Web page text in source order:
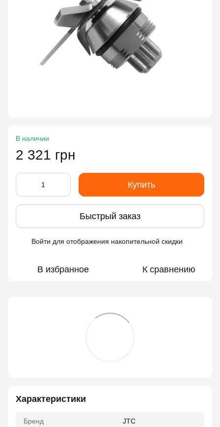
В наличии
2 321 грн
Купить
Быстрый заказ
Войти для отображения накопительной скидки
В избранное К сравнению
Характеристики
Бренд JTC